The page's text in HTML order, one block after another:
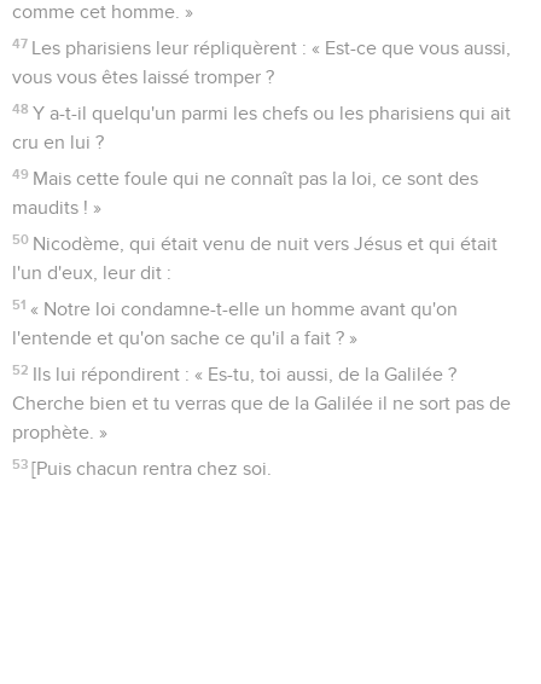
comme cet homme. »
47 Les pharisiens leur répliquèrent : « Est-ce que vous aussi,
vous vous êtes laissé tromper ?
48 Y a-t-il quelqu'un parmi les chefs ou les pharisiens qui ait
cru en lui ?
49 Mais cette foule qui ne connaît pas la loi, ce sont des
maudits ! »
50 Nicodème, qui était venu de nuit vers Jésus et qui était
l'un d'eux, leur dit :
51 « Notre loi condamne-t-elle un homme avant qu'on
l'entende et qu'on sache ce qu'il a fait ? »
52 Ils lui répondirent : « Es-tu, toi aussi, de la Galilée ?
Cherche bien et tu verras que de la Galilée il ne sort pas de
prophète. »
53 [Puis chacun rentra chez soi.